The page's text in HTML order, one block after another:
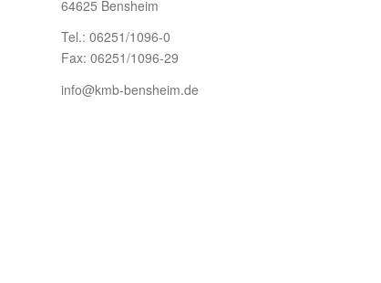
64625 Bensheim
Tel.: 06251/1096-0
Fax: 06251/1096-29
info@kmb-bensheim.de